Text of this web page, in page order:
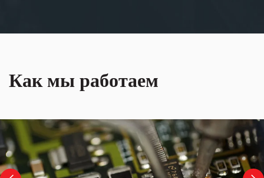
Как мы работаем